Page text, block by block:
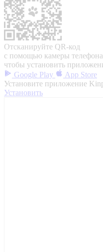
Отсканируйте QR-код
с помощью камеры
чтобы установить
Google Play
App Store
Установите приложение
Установить